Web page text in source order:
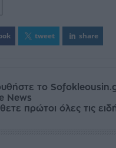
tweet share
το
News
πρώτοι όλες τις